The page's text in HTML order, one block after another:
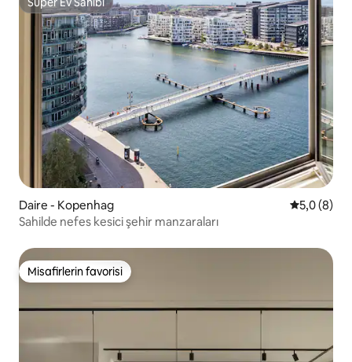
Süper Ev Sahibi
Daire - Kopenhag 55,0 (8)
Sahilde nefes kesici şehir manzaraları
Misafirlerin favorisi
Misafirlerin favorisi